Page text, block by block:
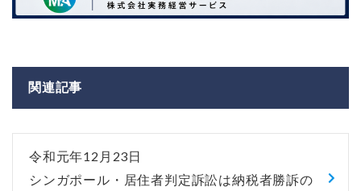
関連記事
令和元年12月23日
シンガポール・居住者判定訴訟は納税者勝訴の